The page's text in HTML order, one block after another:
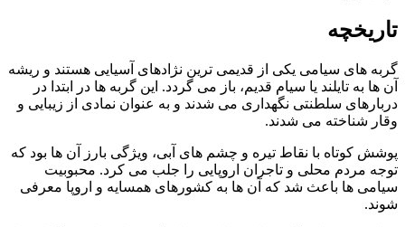
تاریخچه
گربه‌ های سیامی یکی از قدیمی‌ ترین نژادهای آسیایی هستند و ریشه
آن‌ ها به تایلند یا سیام قدیم، باز می‌ گردد. این گربه‌ ها در ابتدا در
دربارهای سلطنتی نگهداری می‌ شدند و به‌ عنوان نمادی از زیبایی و
وقار شناخته می‌ شدند.
پوشش کوتاه با نقاط تیره و چشم‌ های آبی، ویژگی بارز آن‌ ها بود که
توجه مردم محلی و تاجران اروپایی را جلب می‌ کرد. محبوبیت
سیامی‌ ها باعث شد که آن‌ ها به کشورهای همسایه و اروپا معرفی
شوند.